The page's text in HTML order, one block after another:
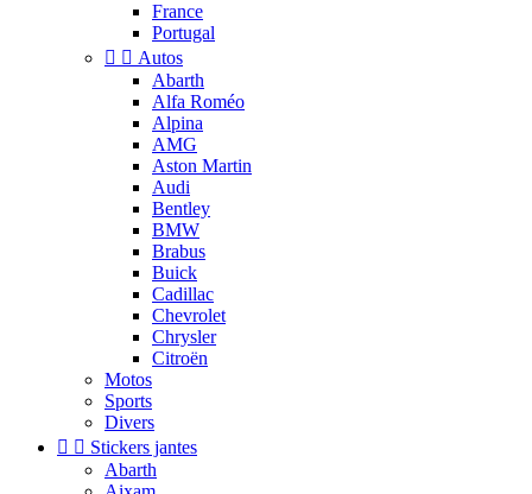
France
Portugal
  Autos
Abarth
Alfa Roméo
Alpina
AMG
Aston Martin
Audi
Bentley
BMW
Brabus
Buick
Cadillac
Chevrolet
Chrysler
Citroën
Motos
Sports
Divers
  Stickers jantes
Abarth